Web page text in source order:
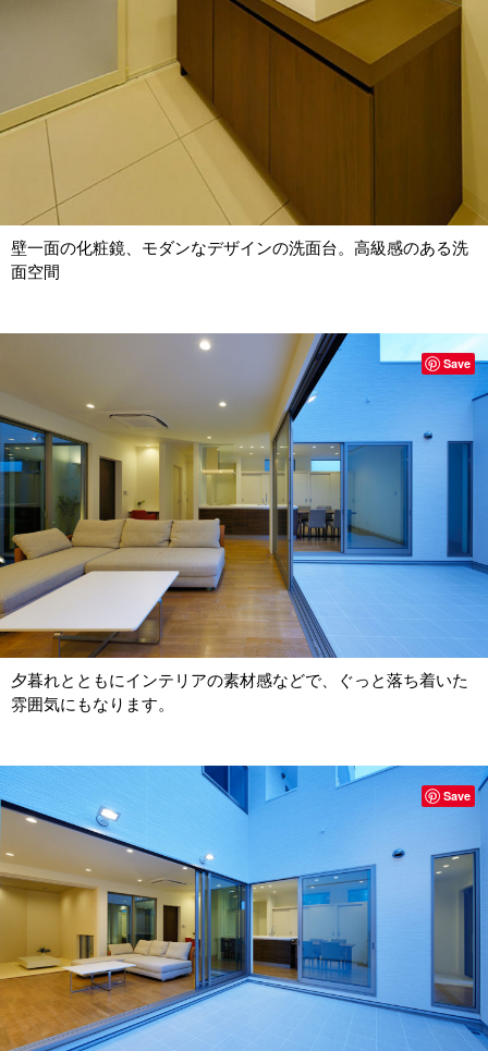
壁一面の化粧鏡、モダンなデザインの洗面台。高級感のある洗
面空間
夕暮れとともにインテリアの素材感などで、ぐっと落ち着いた
雰囲気にもなります。
Save
Save